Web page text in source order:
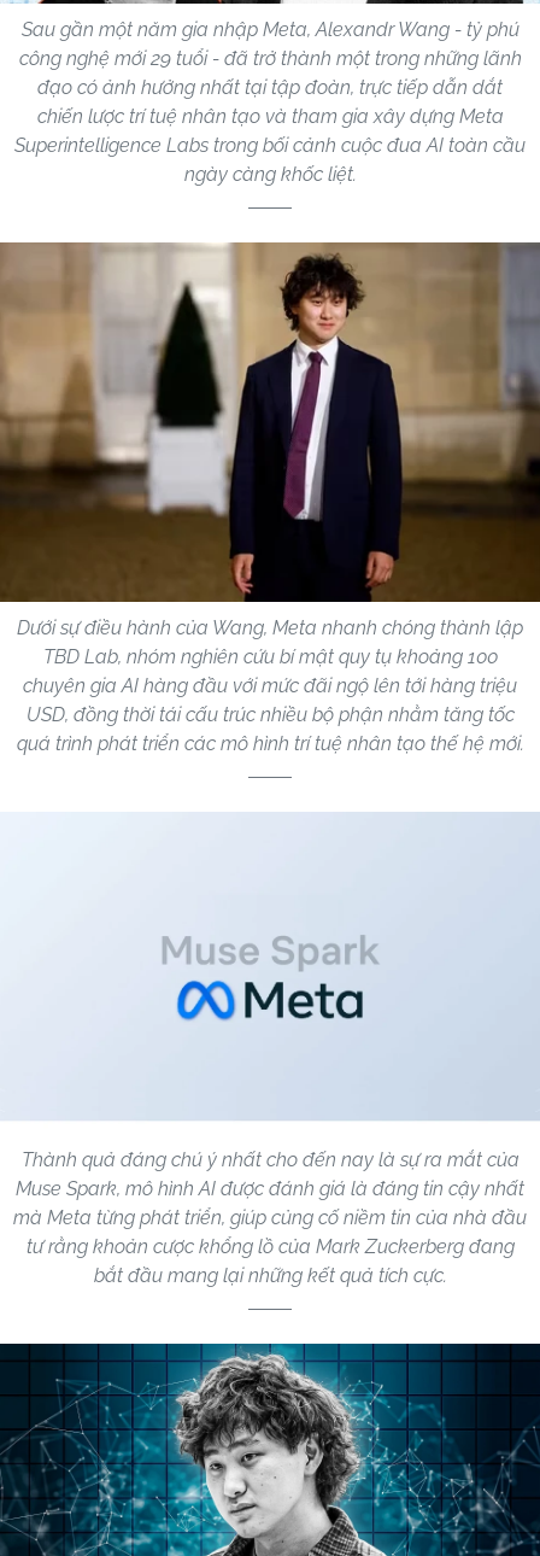
Sau gần một năm gia nhập Meta, Alexandr Wang - tỷ phú
công nghệ mới 29 tuổi - đã trở thành một trong những lãnh
đạo có ảnh hưởng nhất tại tập đoàn, trực tiếp dẫn dắt
chiến lược trí tuệ nhân tạo và tham gia xây dựng Meta
Superintelligence Labs trong bối cảnh cuộc đua AI toàn cầu
ngày càng khốc liệt.
Dưới sự điều hành của Wang, Meta nhanh chóng thành lập
TBD Lab, nhóm nghiên cứu bí mật quy tụ khoảng 100
chuyên gia AI hàng đầu với mức đãi ngộ lên tới hàng triệu
USD, đồng thời tái cấu trúc nhiều bộ phận nhằm tăng tốc
quá trình phát triển các mô hình trí tuệ nhân tạo thế hệ mới.
Thành quả đáng chú ý nhất cho đến nay là sự ra mắt của
Muse Spark, mô hình AI được đánh giá là đáng tin cậy nhất
mà Meta từng phát triển, giúp củng cố niềm tin của nhà đầu
tư rằng khoản cược khổng lồ của Mark Zuckerberg đang
bắt đầu mang lại những kết quả tích cực.